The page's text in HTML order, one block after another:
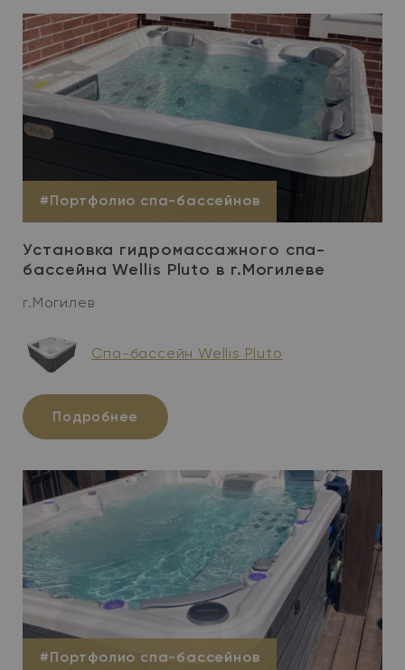
#Портфолио спа-бассейнов
Установка гидромассажного спа-
бассейна Wellis Pluto в г.Могилеве
г.Могилев
Cпа-бассейн Wellis Pluto
Подробнее
#Портфолио спа-бассейнов